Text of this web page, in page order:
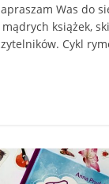
Was do
książek,
Cykl